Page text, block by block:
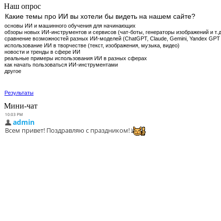
Наш опрос
Какие темы про ИИ вы хотели бы видеть на нашем сайте?
основы ИИ и машинного обучения для начинающих
обзоры новых ИИ‑инструментов и сервисов (чат‑боты, генераторы изображений и т.
сравнение возможностей разных ИИ‑моделей (ChatGPT, Claude, Gemini, Yandex GPT
использование ИИ в творчестве (текст, изображения, музыка, видео)
новости и тренды в сфере ИИ
реальные примеры использования ИИ в разных сферах
как начать пользоваться ИИ‑инструментами
другое
Результаты
Мини-чат